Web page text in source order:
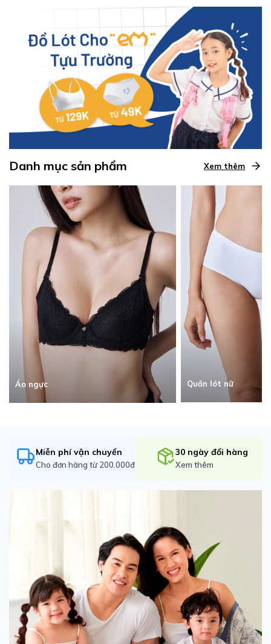
Danh mục sản phẩm Xem thêm
Áo ngực Quần lót nữ
Miễn phí vận chuyển
Cho đơn hàng từ 200.000đ
30 ngày đổi hàng
Xem thêm